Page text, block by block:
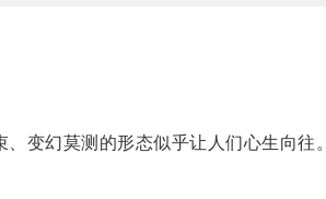
幻莫测的形态似乎让人们心生向往。